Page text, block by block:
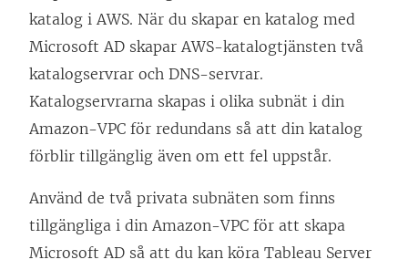
i
e
t
n
y
n
k
e
n
ö
p
a
katalog i AWS. När du skapar en katalog med
Microsoft AD skapar AWS-katalogtjänsten två
katalogservrar och DNS-servrar.
Katalogservrarna skapas i olika subnät i din
Amazon-VPC för redundans så att din katalog
förblir tillgänglig även om ett fel uppstår.
Använd de två privata subnäten som finns
tillgängliga i din Amazon-VPC för att skapa
Microsoft AD så att du kan köra Tableau Server